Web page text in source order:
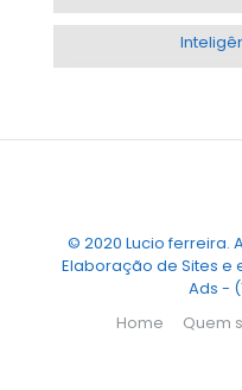
© 2020 Lucio ferreira.
Elaboração de Sites e
Ads -
Home
Quem